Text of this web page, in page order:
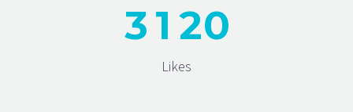
31 20
Likes